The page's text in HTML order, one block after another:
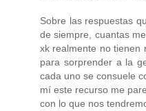
Sobre las respuestas
de siempre, cuantas
xk realmente no tienen
para sorprender a la
cada uno se consuele
mí este recurso me
con lo que nos